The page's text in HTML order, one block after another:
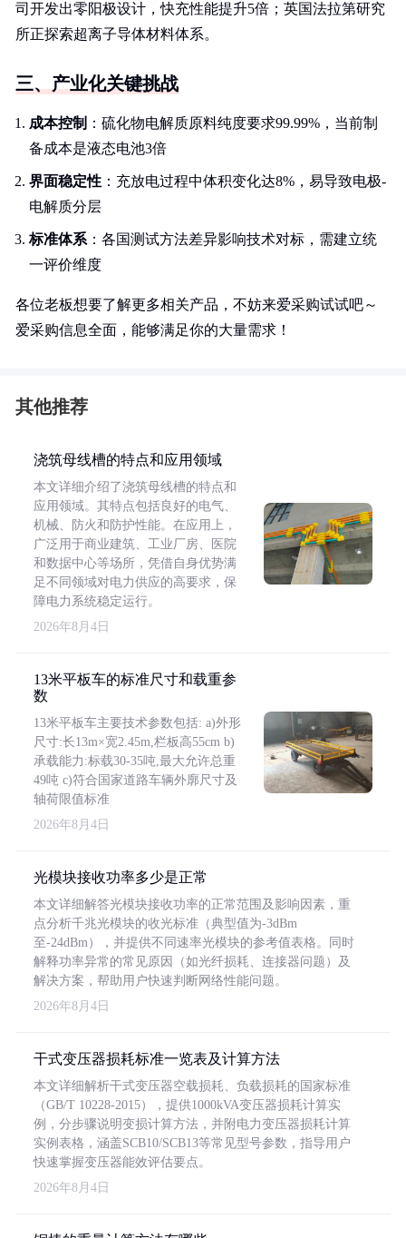
司开发出零阳极设计，快充性能提升5倍；英国法拉第研究
所正探索超离子导体材料体系。
三、产业化关键挑战
成本控制 ：硫化物电解质原料纯度要求99.99%，当前制
备成本是液态电池3倍
界面稳定性 ：充放电过程中体积变化达8%，易导致电极-
电解质分层
标准体系 ：各国测试方法差异影响技术对标，需建立统
一评价维度
各位老板想要了解更多相关产品，不妨来爱采购试试吧～
爱采购信息全面，能够满足你的大量需求！
其他推荐
浇筑母线槽的特点和应用领域
本文详细介绍了浇筑母线槽的特点和
应用领域。其特点包括良好的电气、
机械、防火和防护性能。在应用上，
广泛用于商业建筑、工业厂房、医院
和数据中心等场所，凭借自身优势满
足不同领域对电力供应的高要求，保
障电力系统稳定运行。
2026年8月4日
13米平板车的标准尺寸和载重参
数
13米平板车主要技术参数包括: a)外形
尺寸:长13m×宽2.45m,栏板高55cm b)
承载能力:标载30-35吨,最大允许总重
49吨 c)符合国家道路车辆外廓尺寸及
轴荷限值标准
2026年8月4日
光模块接收功率多少是正常
本文详细解答光模块接收功率的正常范围及影响因素，重
点分析千兆光模块的收光标准（典型值为-3dBm
至-24dBm），并提供不同速率光模块的参考值表格。同时
解释功率异常的常见原因（如光纤损耗、连接器问题）及
解决方案，帮助用户快速判断网络性能问题。
2026年8月4日
干式变压器损耗标准一览表及计算方法
本文详细解析干式变压器空载损耗、负载损耗的国家标准
（GB/T 10228-2015），提供1000kVA变压器损耗计算实
例，分步骤说明变损计算方法，并附电力变压器损耗计算
实例表格，涵盖SCB10/SCB13等常见型号参数，指导用户
快速掌握变压器能效评估要点。
2026年8月4日